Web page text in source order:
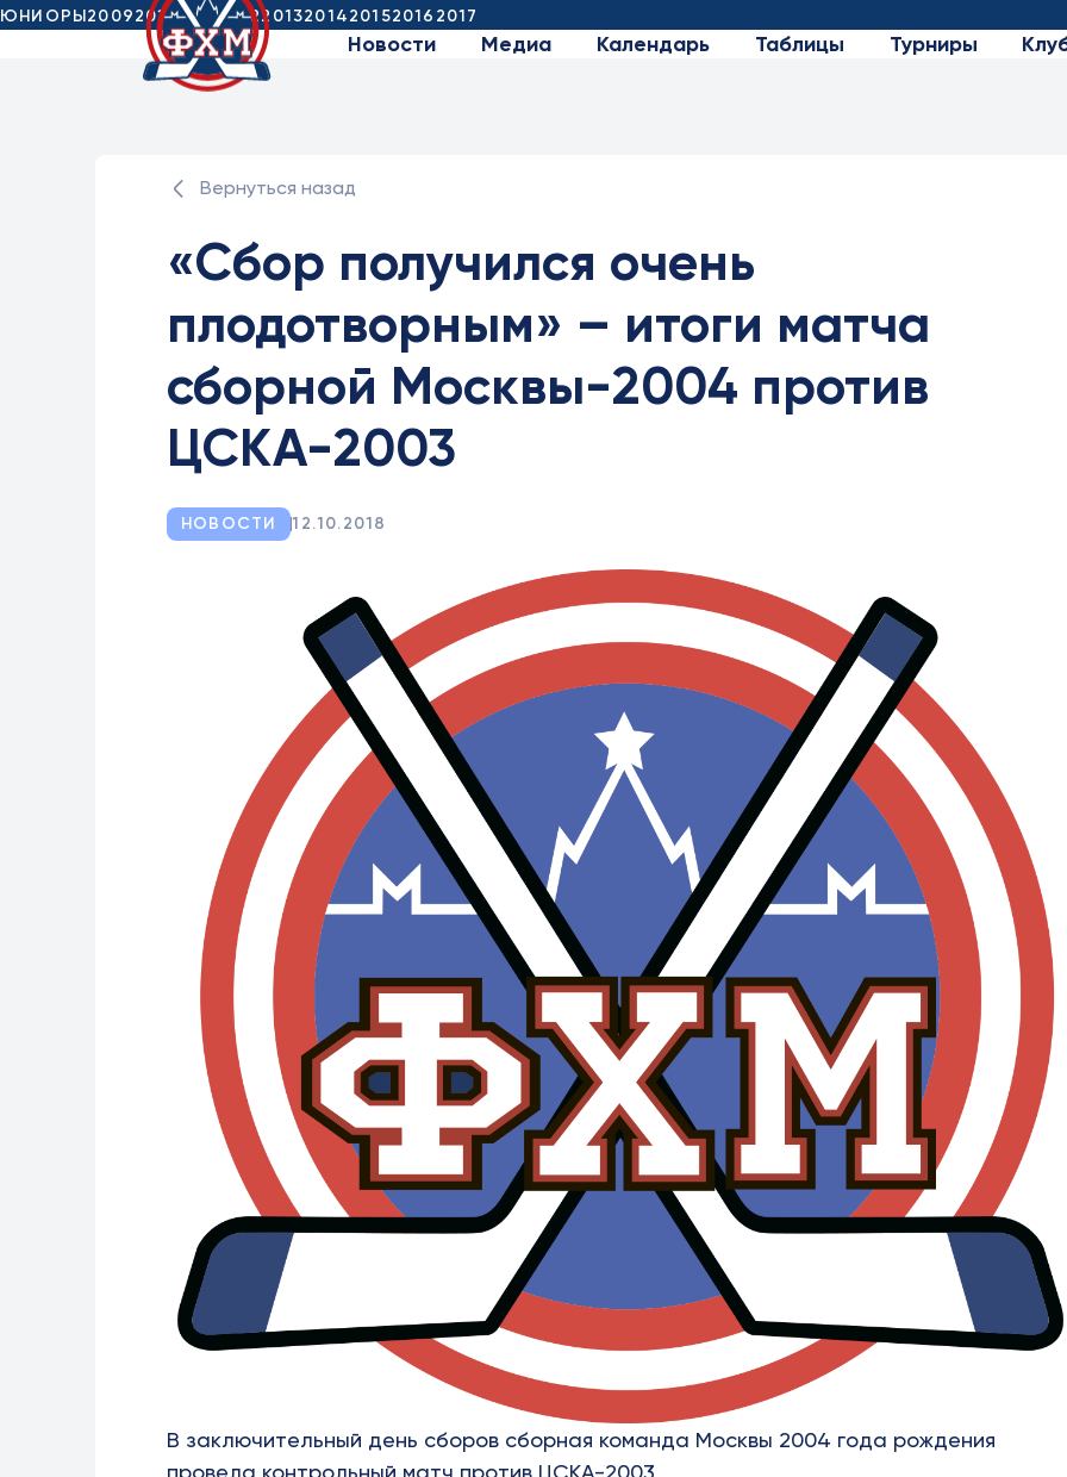
ЮНИОРЫ20092010201120122013201420152016 2017
Новости Медиа Календарь Таблицы Турниры
Вернуться назад
«Сбор получился очень
плодотворным» – итоги матча
сборной Москвы-2004 против
ЦСКА-2003
НОВОСТИ 12.10.2018
В заключительный день сборов сборная команда Москвы 2004 года рождения
провела контрольный матч против ЦСКА-2003